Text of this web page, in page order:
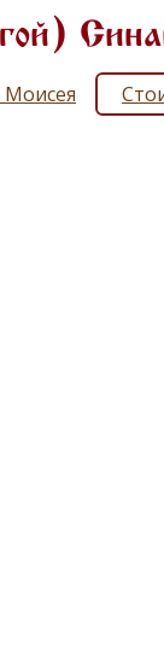
Моисея